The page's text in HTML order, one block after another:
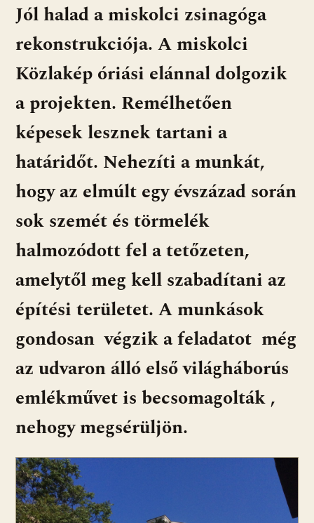
Jól halad a miskolci zsinagóga
rekonstrukciója. A miskolci
Közlakép óriási elánnal dolgozik
a projekten. Remélhetően
képesek lesznek tartani a
határidőt. Nehezíti a munkát,
hogy az elmúlt egy évszázad során
sok szemét és törmelék
halmozódott fel a tetőzeten,
amelytől meg kell szabadítani az
építési területet. A munkások
gondosan végzik a feladatot még
az udvaron álló első világháborús
emlékművet is becsomagolták ,
nehogy megsérüljön.